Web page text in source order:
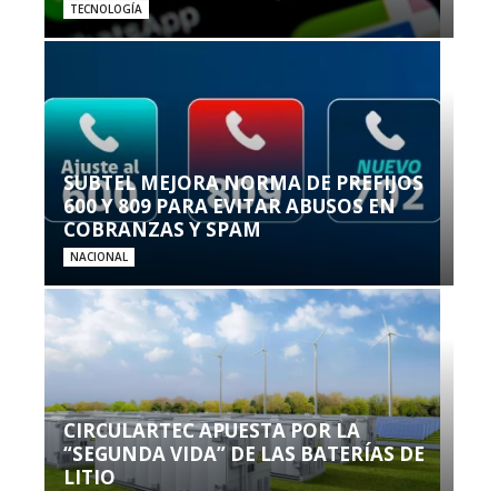
TECNOLOGÍA
SUBTEL MEJORA NORMA DE PREFIJOS
600 Y 809 PARA EVITAR ABUSOS EN
COBRANZAS Y SPAM
NACIONAL
CIRCULARTEC APUESTA POR LA
“SEGUNDA VIDA” DE LAS BATERÍAS DE
LITIO